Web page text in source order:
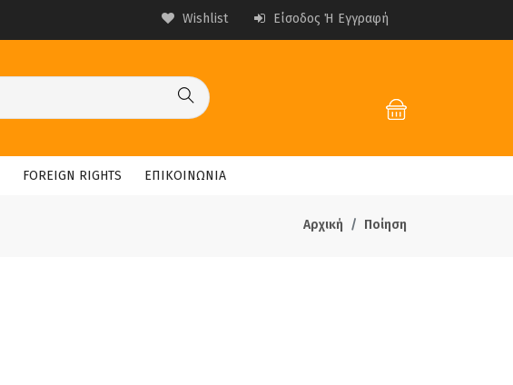
Wishlist Είσοδος Ή Εγγραφή
FOREIGN RIGHTS ΕΠΙΚΟΙΝΩΝΙΑ
Αρχική Ποίηση